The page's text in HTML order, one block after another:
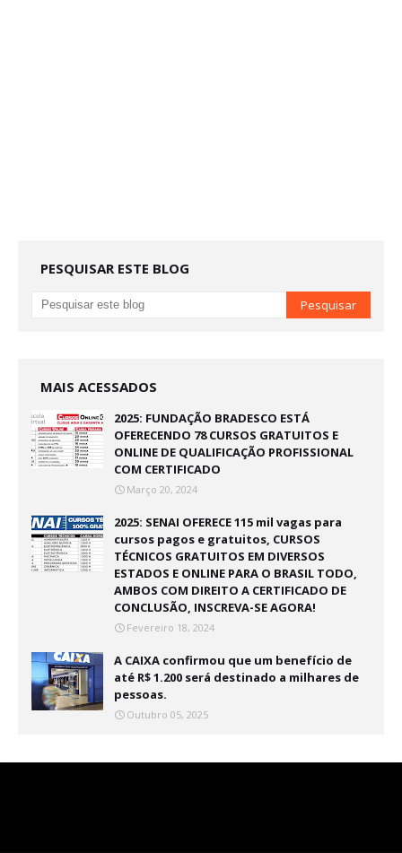
PESQUISAR ESTE BLOG
MAIS ACESSADOS
2025: FUNDAÇÃO BRADESCO ESTÁ
OFERECENDO 78 CURSOS GRATUITOS E
ONLINE DE QUALIFICAÇÃO PROFISSIONAL
COM CERTIFICADO
Março 20, 2024
2025: SENAI OFERECE 115 mil vagas para
cursos pagos e gratuitos, CURSOS
TÉCNICOS GRATUITOS EM DIVERSOS
ESTADOS E ONLINE PARA O BRASIL TODO,
AMBOS COM DIREITO A CERTIFICADO DE
CONCLUSÃO, INSCREVA-SE AGORA!
Fevereiro 18, 2024
A CAIXA confirmou que um benefício de
até R$ 1.200 será destinado a milhares de
pessoas.
Outubro 05, 2025